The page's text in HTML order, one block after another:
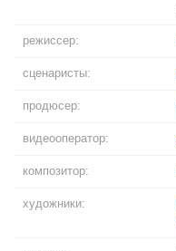
режиссер:
сценаристы:
продюсер:
видеооператор:
композитор:
художники: